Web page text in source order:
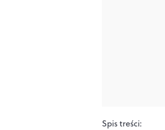
Spis treści: